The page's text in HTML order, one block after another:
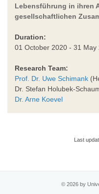
Lebensführung in ihren
gesellschaftlichen
Duration:
01 October 2020 - 31 May
Research Team:
Prof. Dr. Uwe Schimank
Dr. Stefan Holubek-
Dr. Arne Koevel
Last
© 2026 by